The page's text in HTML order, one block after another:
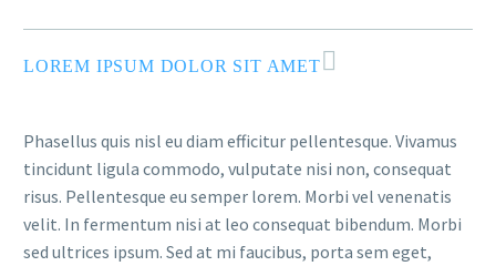
LOREM IPSUM DOLOR SIT AMET
Phasellus quis nisl eu diam efficitur pellentesque. Vivamus
tincidunt ligula commodo, vulputate nisi non, consequat
risus. Pellentesque eu semper lorem. Morbi vel venenatis
velit. In fermentum nisi at leo consequat bibendum. Morbi
sed ultrices ipsum. Sed at mi faucibus, porta sem eget,